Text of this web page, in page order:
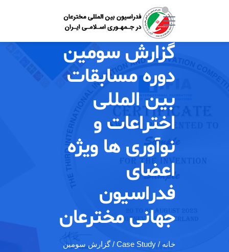
گزارش سومین
دوره مسابقات
بین المللی
اختراعات و
نوآوری ها ویژه
اعضای
فدراسیون
جهانی مخترعان
خانه
/ Case Study / گزارش سومین